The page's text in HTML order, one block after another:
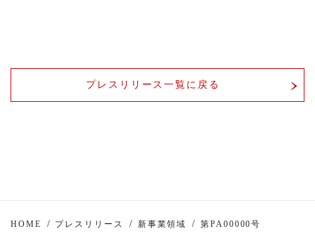
プレスリリース一覧に戻る
HOME プレスリリース 新事業領域 第PA00000号